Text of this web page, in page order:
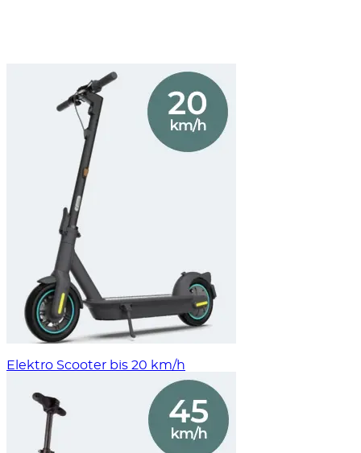
Elektro Scooter bis 20 km/h